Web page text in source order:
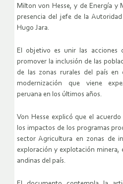
Milton von Hesse, y de Energía y
presencia del jefe de la
Hugo Jara.
El objetivo es unir las acciones
promover la inclusión de las
de las zonas rurales del país en
modernización que viene
peruana en los últimos años.
Von Hesse explicó que el
los impactos de los programas
sector Agricultura en zonas de
exploración y explotación minera,
andinas del país.